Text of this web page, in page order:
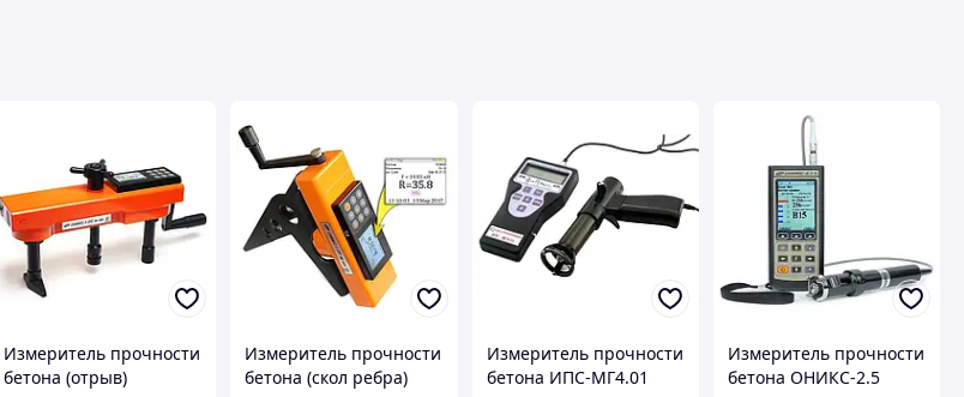
Измеритель прочности
бетона (отрыв)
Измеритель прочности
бетона (скол ребра)
Измеритель прочности
бетона ИПС-МГ4.01
Измеритель прочности
бетона ОНИКС-2.5